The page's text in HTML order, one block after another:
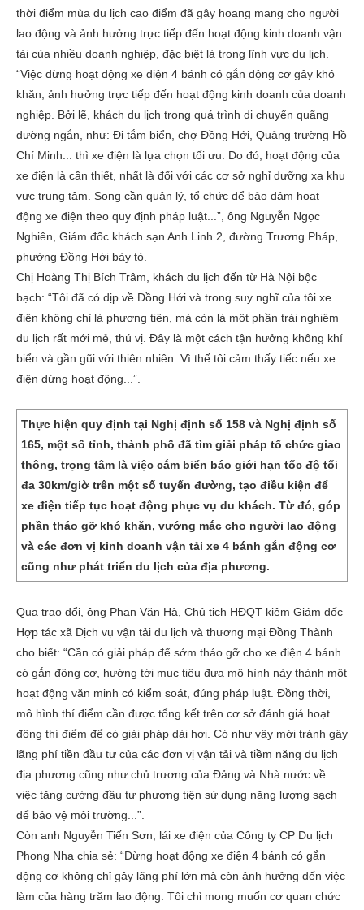
thời điểm mùa du lịch cao điểm đã gây hoang mang cho người
lao động và ảnh hưởng trực tiếp đến hoạt động kinh doanh vận
tải của nhiều doanh nghiệp, đặc biệt là trong lĩnh vực du lịch.
“Việc dừng hoạt động xe điện 4 bánh có gắn động cơ gây khó
khăn, ảnh hưởng trực tiếp đến hoạt động kinh doanh của doanh
nghiệp. Bởi lẽ, khách du lịch trong quá trình di chuyển quãng
đường ngắn, như: Đi tắm biển, chợ Đồng Hới, Quảng trường Hồ
Chí Minh... thì xe điện là lựa chọn tối ưu. Do đó, hoạt động của
xe điện là cần thiết, nhất là đối với các cơ sở nghỉ dưỡng xa khu
vực trung tâm. Song cần quản lý, tổ chức để bảo đảm hoạt
động xe điện theo quy định pháp luật...”, ông Nguyễn Ngọc
Nghiên, Giám đốc khách sạn Anh Linh 2, đường Trương Pháp,
phường Đồng Hới bày tỏ.
Chị Hoàng Thị Bích Trâm, khách du lịch đến từ Hà Nội bộc
bạch: “Tôi đã có dịp về Đồng Hới và trong suy nghĩ của tôi xe
điện không chỉ là phương tiện, mà còn là một phần trải nghiệm
du lịch rất mới mẻ, thú vị. Đây là một cách tận hưởng không khí
biển và gần gũi với thiên nhiên. Vì thế tôi cảm thấy tiếc nếu xe
điện dừng hoạt động...”.
Thực hiện quy định tại Nghị định số 158 và Nghị định số
165, một số tỉnh, thành phố đã tìm giải pháp tổ chức giao
thông, trọng tâm là việc cắm biển báo giới hạn tốc độ tối
đa 30km/giờ trên một số tuyến đường, tạo điều kiện để
xe điện tiếp tục hoạt động phục vụ du khách. Từ đó, góp
phần tháo gỡ khó khăn, vướng mắc cho người lao động
và các đơn vị kinh doanh vận tải xe 4 bánh gắn động cơ
cũng như phát triển du lịch của địa phương.
Qua trao đổi, ông Phan Văn Hà, Chủ tịch HĐQT kiêm Giám đốc
Hợp tác xã Dịch vụ vận tải du lịch và thương mại Đồng Thành
cho biết: “Cần có giải pháp để sớm tháo gỡ cho xe điện 4 bánh
có gắn động cơ, hướng tới mục tiêu đưa mô hình này thành một
hoạt động văn minh có kiểm soát, đúng pháp luật. Đồng thời,
mô hình thí điểm cần được tổng kết trên cơ sở đánh giá hoạt
động thí điểm để có giải pháp dài hơi. Có như vậy mới tránh gây
lãng phí tiền đầu tư của các đơn vị vận tải và tiềm năng du lịch
địa phương cũng như chủ trương của Đảng và Nhà nước về
việc tăng cường đầu tư phương tiện sử dụng năng lượng sạch
để bảo vệ môi trường...”.
Còn anh Nguyễn Tiến Sơn, lái xe điện của Công ty CP Du lịch
Phong Nha chia sẻ: “Dừng hoạt động xe điện 4 bánh có gắn
động cơ không chỉ gây lãng phí lớn mà còn ảnh hưởng đến việc
làm của hàng trăm lao động. Tôi chỉ mong muốn cơ quan chức